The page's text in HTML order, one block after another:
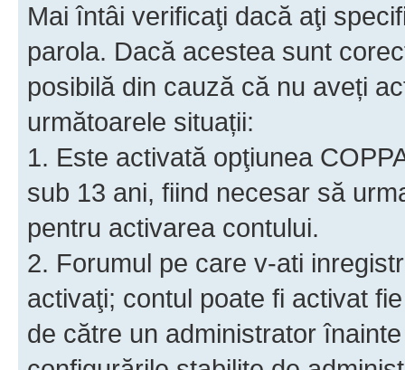
Mai întâi verificaţi dacă aţi
parola. Dacă acestea sunt
posibilă din cauză că nu aveți
următoarele situații:
1. Este activată opţiunea
sub 13 ani, fiind necesar să
pentru activarea contului.
2. Forumul pe care v-ati
activaţi; contul poate fi activat
de către un administrator